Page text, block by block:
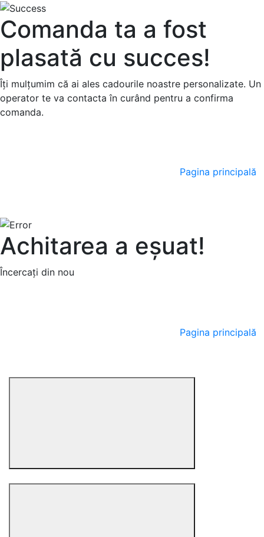
Comanda ta a fost
plasată cu succes!
Îți mulțumim că ai ales cadourile noastre personalizate. Un
operator te va contacta în curând pentru a confirma
comanda.
Pagina principală
Achitarea a eșuat!
Încercați din nou
Pagina principală